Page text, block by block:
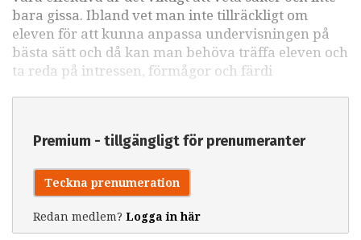
bara gissa. Ibland vet man inte tillräckligt om
eleven för att kunna anpassa undervisningen på
bästa sätt och då kan man behöva träffa eleven och
ta reda på intressen, förmågor och färdi
Premium - tillgängligt för prenumeranter
Teckna prenumeration
Redan medlem? Logga in här